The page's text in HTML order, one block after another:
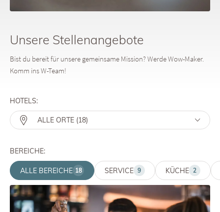
Unsere Stellenangebote
Bist du bereit für unsere gemeinsame Mission? Werde Wow-Maker.
Komm ins W-Team!
HOTELS:
BEREICHE:
ALLE BEREICHE 18 SERVICE 9 KÜCHE 2